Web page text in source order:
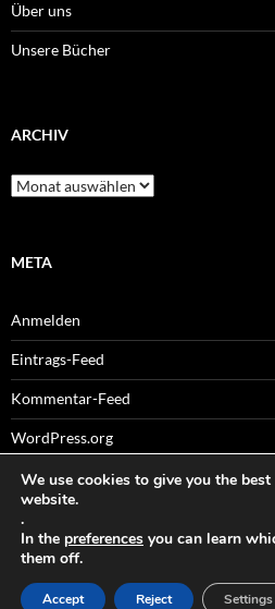
Über uns
Unsere Bücher
ARCHIV
Archiv
META
Anmelden
Eintrags-Feed
Kommentar-Feed
WordPress.org
Sitemaps
We use cookies to give you the
website.
.
In the preferences you can learn
them off.
Accept Reject Settings